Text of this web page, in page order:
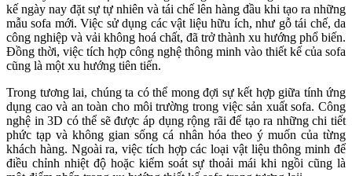
kế ngày nay đặt sự tự nhiên và tái chế lên hàng đầu khi tạo ra những
mẫu sofa mới. Việc sử dụng các vật liệu hữu ích, như gỗ tái chế, da
công nghiệp và vải không hoá chất, đã trở thành xu hướng phổ biến.
Đồng thời, việc tích hợp công nghệ thông minh vào thiết kế của sofa
cũng là một xu hướng tiên tiến.
Trong tương lai, chúng ta có thể mong đợi sự kết hợp giữa tính ứng
dụng cao và an toàn cho môi trường trong việc sản xuất sofa. Công
nghệ in 3D có thể sẽ được áp dụng rộng rãi để tạo ra những chi tiết
phức tạp và không gian sống cá nhân hóa theo ý muốn của từng
khách hàng. Ngoài ra, việc tích hợp các loại vật liệu thông minh để
điều chỉnh nhiệt độ hoặc kiểm soát sự thoải mái khi ngồi cũng là